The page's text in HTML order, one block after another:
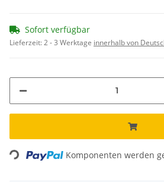
Sofort verfügbar
Lieferzeit:2 - 3 Werktage innerhalb von
Loading... Komponenten werden